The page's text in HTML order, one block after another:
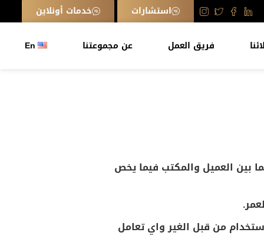
استشارات خدمات أونلاين
فريق العمل عن مجموعتنا En
بين العميل والمكتب فيما يخص
من قبل الغير واي تعامل